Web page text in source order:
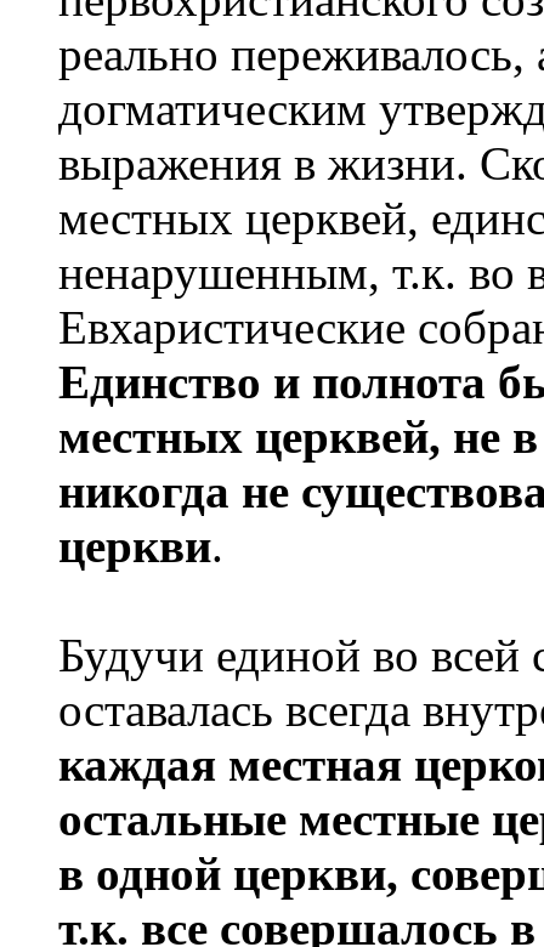
реально переживалось,
догматическим
выражения в жизни.
местных церквей,
ненарушенным, т.к. во
Евхаристические
Единство и полнота
местных церквей, не
никогда не
церкви.
Будучи единой во всей
оставалась всегда
каждая местная
остальные местные
в одной церкви,
т.к. все совершалось